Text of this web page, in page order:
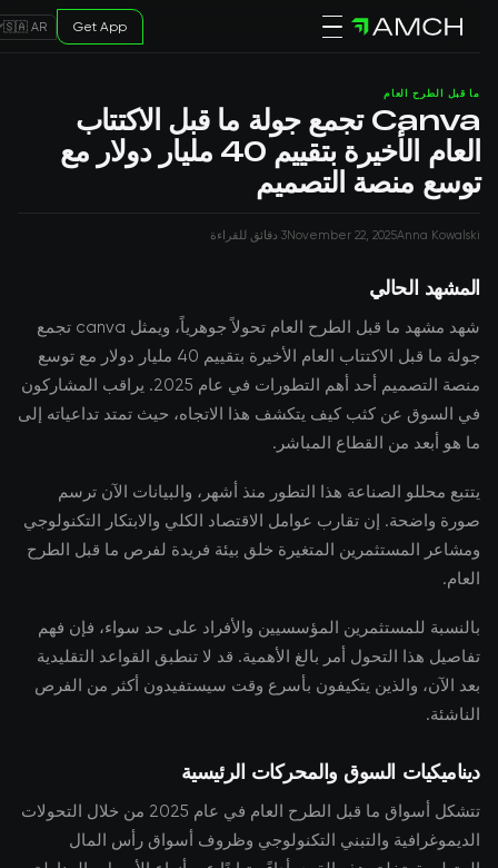
🇸🇦 AR Get App
ما قبل الطرح العام
Canva تجمع جولة ما قبل الاكتتاب
العام الأخيرة بتقييم 40 مليار دولار مع
توسع منصة التصميم
Anna Kowalski
November 22, 20253 دقائق للقراءة
المشهد الحالي
شهد مشهد ما قبل الطرح العام تحولاً جوهرياً، ويمثل canva تجمع
جولة ما قبل الاكتتاب العام الأخيرة بتقييم 40 مليار دولار مع توسع
منصة التصميم أحد أهم التطورات في عام 2025. يراقب المشاركون
في السوق عن كثب كيف يتكشف هذا الاتجاه، حيث تمتد تداعياته إلى
ما هو أبعد من القطاع المباشر.
يتتبع محللو الصناعة هذا التطور منذ أشهر، والبيانات الآن ترسم
صورة واضحة. إن تقارب عوامل الاقتصاد الكلي والابتكار التكنولوجي
ومشاعر المستثمرين المتغيرة خلق بيئة فريدة لفرص ما قبل الطرح
العام.
بالنسبة للمستثمرين المؤسسيين والأفراد على حد سواء، فإن فهم
تفاصيل هذا التحول أمر بالغ الأهمية. قد لا تنطبق القواعد التقليدية
بعد الآن، والذين يتكيفون بأسرع وقت سيستفيدون أكثر من الفرص
الناشئة.
ديناميكيات السوق والمحركات الرئيسية
تتشكل أسواق ما قبل الطرح العام في عام 2025 من خلال التحولات
الديموغرافية والتبني التكنولوجي وظروف أسواق رأس المال